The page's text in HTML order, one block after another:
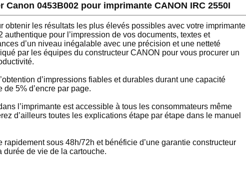
0453B002 pour imprimante CANON IRC 2550I
obtenir les résultats les plus élevés possibles avec votre imprimante
pour l’impression de vos documents, textes et
d’un niveau inégalable avec une précision et une netteté
par les équipes du constructeur CANON pour vous procurer un
d’impressions fiables et durables durant une capacité
5% d’encre par page.
l’imprimante est accessible à tous les consommateurs même
d’ailleurs toutes les explications étape par étape dans le manuel
sous 48h/72h et bénéficie d’une garantie constructeur
durée de vie de la cartouche.